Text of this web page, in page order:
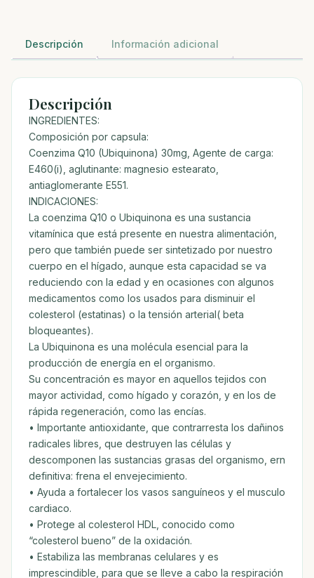
Descripción Información adicional
Descripción
INGREDIENTES:
Composición por capsula:
Coenzima Q10 (Ubiquinona) 30mg, Agente de carga:
E460(i), aglutinante: magnesio estearato,
antiaglomerante E551.
INDICACIONES:
La coenzima Q10 o Ubiquinona es una sustancia
vitamínica que está presente en nuestra alimentación,
pero que también puede ser sintetizado por nuestro
cuerpo en el hígado, aunque esta capacidad se va
reduciendo con la edad y en ocasiones con algunos
medicamentos como los usados para disminuir el
colesterol (estatinas) o la tensión arterial( beta
bloqueantes).
La Ubiquinona es una molécula esencial para la
producción de energía en el organismo.
Su concentración es mayor en aquellos tejidos con
mayor actividad, como hígado y corazón, y en los de
rápida regeneración, como las encías.
• Importante antioxidante, que contrarresta los dañinos
radicales libres, que destruyen las células y
descomponen las sustancias grasas del organismo, ern
definitiva: frena el envejecimiento.
• Ayuda a fortalecer los vasos sanguíneos y el musculo
cardiaco.
• Protege al colesterol HDL, conocido como
“colesterol bueno” de la oxidación.
• Estabiliza las membranas celulares y es
imprescindible, para que se lleve a cabo la respiración